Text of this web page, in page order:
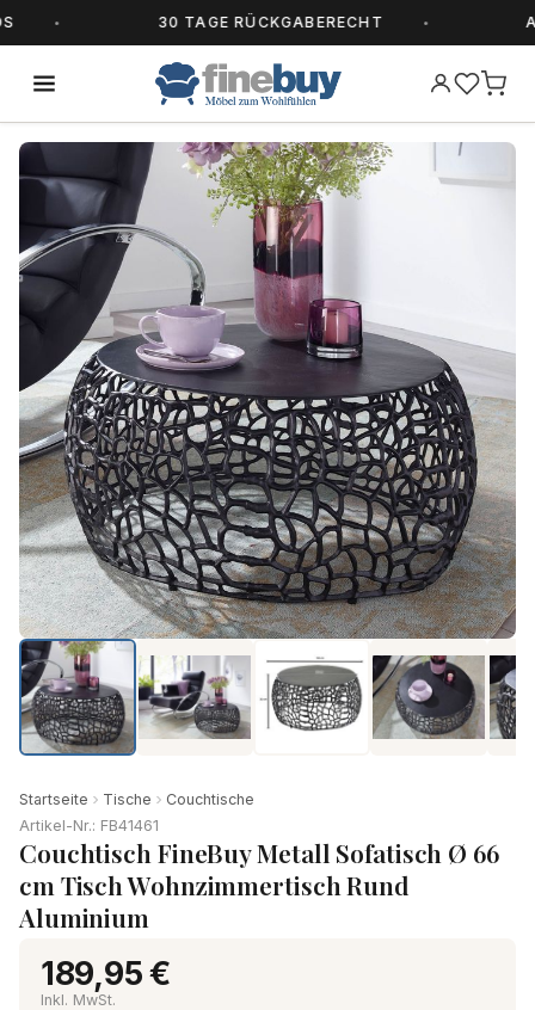
30 TAGE RÜCKGABERECHT
Startseite Tische
Couchtische
Artikel-Nr.: FB41461
Couchtisch FineBuy Metall Sofatisch Ø 66
cm Tisch Wohnzimmertisch Rund
Aluminium
189,95 €
Inkl. MwSt.